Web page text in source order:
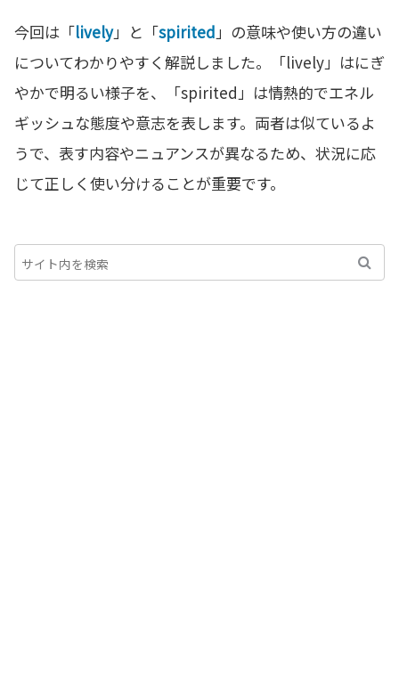
今回は「lively」と「spirited」の意味や使い方の違い
についてわかりやすく解説しました。「lively」はにぎ
やかで明るい様子を、「spirited」は情熱的でエネル
ギッシュな態度や意志を表します。両者は似ているよ
うで、表す内容やニュアンスが異なるため、状況に応
じて正しく使い分けることが重要です。